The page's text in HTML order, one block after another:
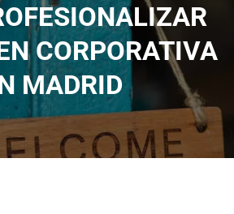
CORPORATIVA
MADRID